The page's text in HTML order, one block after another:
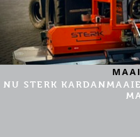
NU STERK